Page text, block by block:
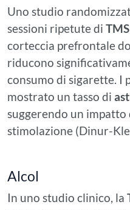
Uno studio
sessioni ripetute di
corteccia prefrontale
riducono
consumo di sigarette.
mostrato un tasso di
suggerendo un
stimolazione (Dinur-
Alcol
In uno studio clinico, la